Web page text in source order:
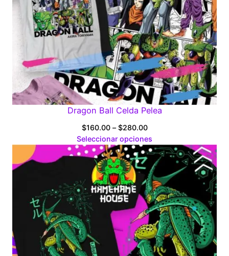
Dragon Ball Celda Pelea
$160.00 – $280.00Price
range:
$160.00
through
$280.00
Seleccionar opciones